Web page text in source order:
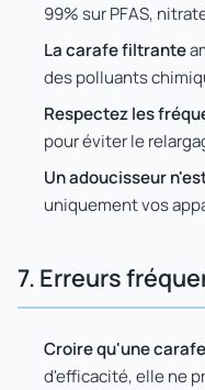
99% sur PFAS,
La carafe filtrante
des polluants
Respectez les
pour éviter le
Un adoucisseur
uniquement vos
7. Erreurs
Croire qu'une
d'efficacité, elle ne